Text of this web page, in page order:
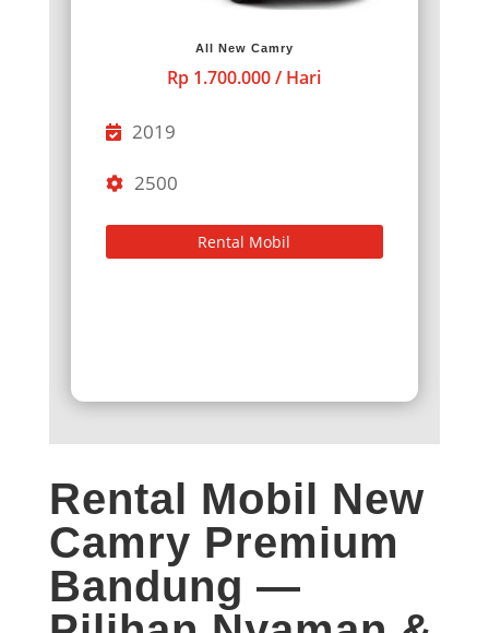
All New Camry
Rp 1.700.000 / Hari
2019
2500
Rental Mobil
Rental Mobil New
Camry Premium
Bandung —